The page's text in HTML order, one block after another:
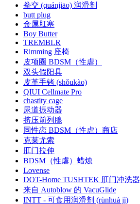
拳交 (quánjiāo) 润滑剂
butt plug
金属肛塞
Boy Butter
TREMBLR
Rimming 座椅
皮项圈 BDSM（性虐）
双头假阳具
皮革手铐 (shǒukào)
QIUI Cellmate Pro
chastity cage
尿道振动器
挤压前列腺
同性恋 BDSM（性虐）商店
克莱尤索
肛门拉伸
BDSM（性虐）蜡烛
Lovense
DOT-Home TUSHTEK 肛门冲洗器
来自 Autoblow 的 VacuGlide
INTT - 可食用润滑剂 (rùnhuá jì)